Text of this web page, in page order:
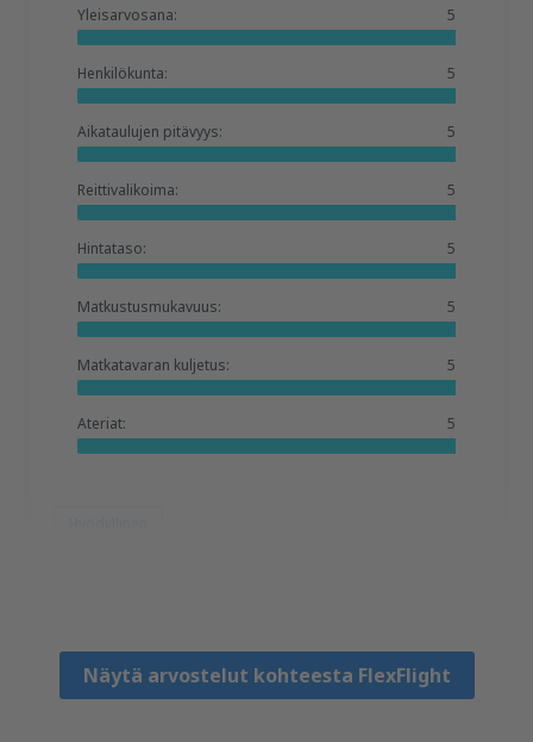
Yleisarvosana: 5
Henkilökunta: 5
Aikataulujen pitävyys: 5
Reittivalikoima: 5
Hintataso: 5
Matkustusmukavuus: 5
Matkatavaran kuljetus: 5
Ateriat: 5
Näytä arvostelut kohteesta FlexFlight